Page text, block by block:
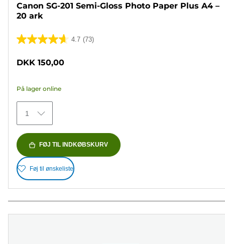
Canon SG-201 Semi-Gloss Photo Paper Plus A4 –
20 ark
4.7 (73)
4.7
stjerner.
73
anmeldelser
DKK 150,00
På lager online
1
FØJ TIL INDKØBSKURV
Føj til ønskeliste